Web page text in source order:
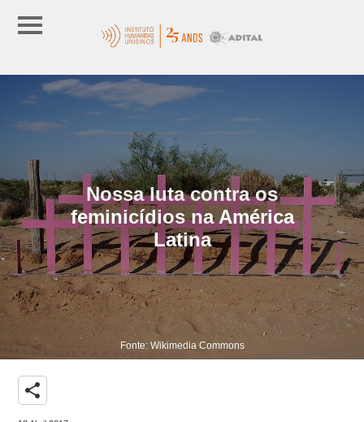
Nossa luta contra os
feminicídios na América
Latina
Fonte: Wikimedia Commons
share